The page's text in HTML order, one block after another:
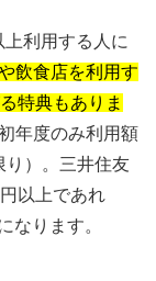
利用する人に
飲食店を利用す
特典もありま
年度のみ利用額
り）。三井住友
以上であれ
なります。